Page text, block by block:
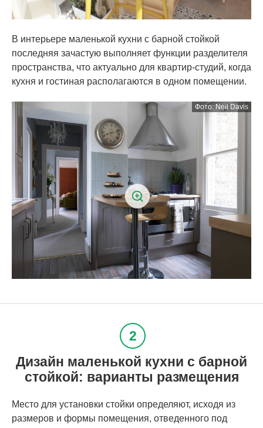
В интерьере маленькой кухни с барной стойкой
последняя зачастую выполняет функции разделителя
пространства, что актуально для квартир-студий, когда
кухня и гостиная располагаются в одном помещении.
Дизайн маленькой кухни с барной
стойкой: варианты размещения
Место для установки стойки определяют, исходя из
размеров и формы помещения, отведенного под